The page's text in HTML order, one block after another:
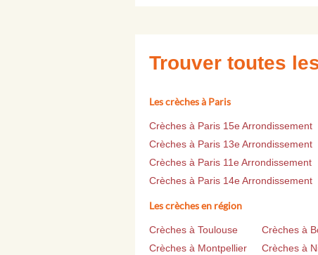
Trouver toutes
Les crèches à Paris
Crèches à Paris 15e Arrondissement
Crèches à Paris 13e Arrondissement
Crèches à Paris 11e Arrondissement
Crèches à Paris 14e Arrondissement
Les crèches en région
Crèches à Toulouse Crèches à
Crèches à Montpellier
Crèches à